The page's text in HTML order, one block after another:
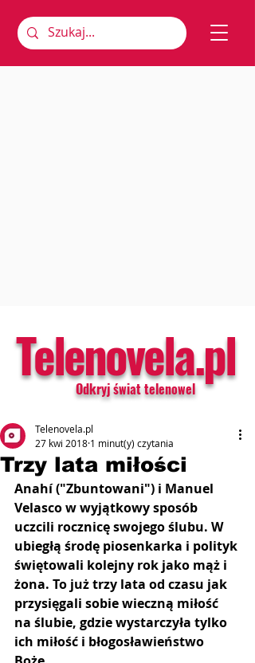
Telenovela.pl
Odkryj świat telenowel
Trzy lata miłości
Telenovela.pl
27 kwi 2018 1 minut(y) czytania
Anahí ("Zbuntowani") i Manuel
Velasco w wyjątkowy sposób
uczcili rocznicę swojego ślubu. W
ubiegłą środę piosenkarka i polityk
świętowali kolejny rok jako mąż i
żona. To już trzy lata od czasu jak
przysięgali sobie wieczną miłość
na ślubie, gdzie wystarczyła tylko
ich miłość i błogosławieństwo